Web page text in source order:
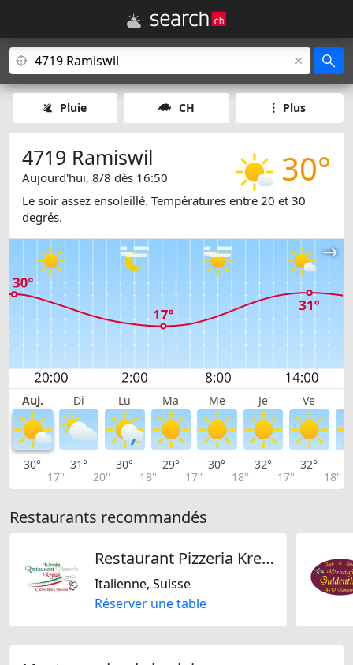
Pluie CH Plus
30°
4719 Ramiswil
Aujourd'hui, 8/8 dès 16:50
Le soir assez ensoleillé. Températures entre 20 et 30
degrés.
Auj. Di Lu Ma Me Je Ve
30°
17°
31°
20°
30°
18°
29°
17°
30°
18°
32°
17°
32°
18°
Restaurants recommandés
Restaurant Pizzeria Kreuz
Italienne, Suisse
Réserver une table